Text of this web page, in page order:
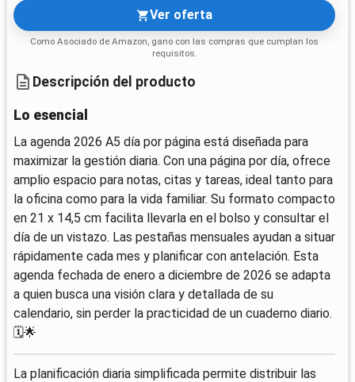
Ver oferta
Como Asociado de Amazon, gano con las compras que cumplan los
requisitos.
Descripción del producto
Lo esencial
La agenda 2026 A5 día por página está diseñada para
maximizar la gestión diaria. Con una página por día, ofrece
amplio espacio para notas, citas y tareas, ideal tanto para
la oficina como para la vida familiar. Su formato compacto
en 21 x 14,5 cm facilita llevarla en el bolso y consultar el
día de un vistazo. Las pestañas mensuales ayudan a situar
rápidamente cada mes y planificar con antelación. Esta
agenda fechada de enero a diciembre de 2026 se adapta
a quien busca una visión clara y detallada de su
calendario, sin perder la practicidad de un cuaderno diario.
🗓️🌟
La planificación diaria simplificada permite distribuir las